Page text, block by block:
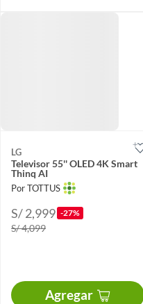
LG
Televisor 55'' OLED 4K Smart
Thinq AI
Por TOTTUS
S/ 2,999 -27%
S/ 4,099
Agregar